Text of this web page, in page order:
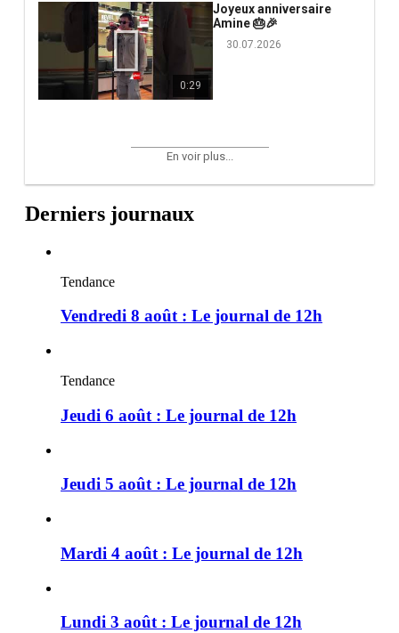
0:29
Joyeux anniversaire
Amine 🎂🎉
30.07.2026
En voir plus...
Derniers journaux
Tendance
Vendredi 8 août : Le journal de 12h
Tendance
Jeudi 6 août : Le journal de 12h
Jeudi 5 août : Le journal de 12h
Mardi 4 août : Le journal de 12h
Lundi 3 août : Le journal de 12h